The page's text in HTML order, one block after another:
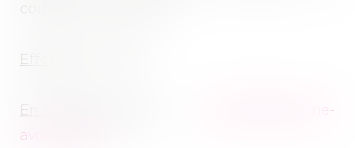
commercial "Shinjuku"
Effectif
En savoir plus
gbetton@pivoine-
avocats.com